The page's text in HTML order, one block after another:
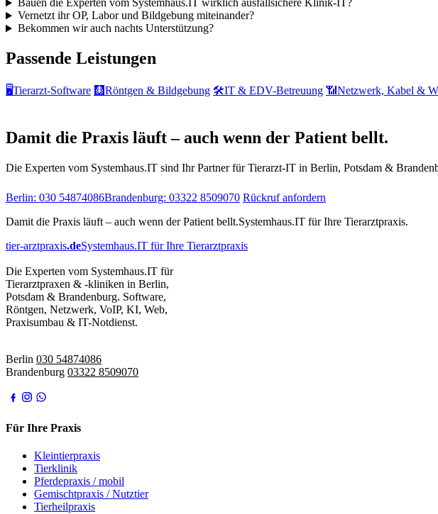
Bauen die Experten vom Systemhaus.IT wirklich ausfallsichere Klinik-IT?
Vernetzt ihr OP, Labor und Bildgebung miteinander?
Bekommen wir auch nachts Unterstützung?
Passende Leistungen
🖥️Tierarzt-Software 🩻Röntgen & Bildgebung 🛠️IT & EDV-Betreuung 📶 Netzwerk, Kabel &
Damit die Praxis läuft – auch wenn der Patient bellt.
Die Experten vom Systemhaus.IT sind Ihr Partner für Tierarzt-IT in Berlin, Potsdam &
Berlin: 030 54874086Brandenburg: 03322 8509070 Rückruf anfordern
Damit die Praxis läuft – auch wenn der Patient bellt.Systemhaus.IT für Ihre Tierarztpraxis.
tier-arztpraxis.deSystemhaus.IT für Ihre Tierarztpraxis
Die Experten vom Systemhaus.IT für
Tierarztpraxen & -kliniken in Berlin,
Potsdam & Brandenburg. Software,
Röntgen, Netzwerk, VoIP, KI, Web,
Praxisumbau & IT-Notdienst.
Berlin 030 54874086
Brandenburg 03322 8509070
Für Ihre Praxis
Kleintierpraxis
Tierklinik
Pferdepraxis / mobil
Gemischtpraxis / Nutztier
Tierheilpraxis